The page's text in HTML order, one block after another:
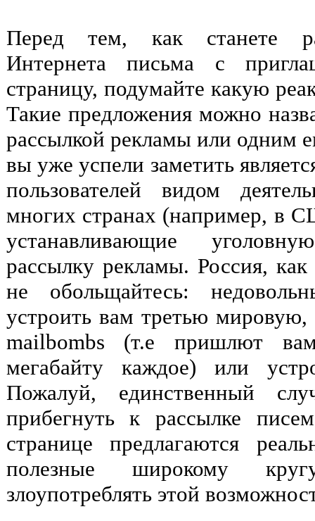
Перед тем, как станете
Интернета письма с
страницу, подумайте какую
Такие предложения можно
рассылкой рекламы или одним
вы уже успели заметить
пользователей видом
многих странах (например, в
устанавливающие
рассылку рекламы. Россия, как
не обольщайтесь:
устроить вам третью
mailbombs (т.е пришлют
мегабайту каждое) или
Пожалуй, единственный
прибегнуть к рассылке
странице предлагаются
полезные широкому
злоупотреблять этой